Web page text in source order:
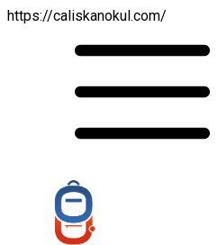
https://caliskanokul.com/